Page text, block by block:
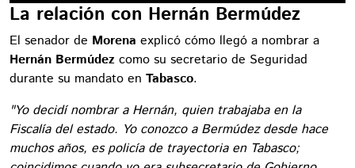
La relación con Hernán Bermúdez
El senador de Morena explicó cómo llegó a nombrar a
Hernán Bermúdez como su secretario de Seguridad
durante su mandato en Tabasco.
"Yo decidí nombrar a Hernán, quien trabajaba en la
Fiscalía del estado. Yo conozco a Bermúdez desde hace
muchos años, es policía de trayectoria en Tabasco;